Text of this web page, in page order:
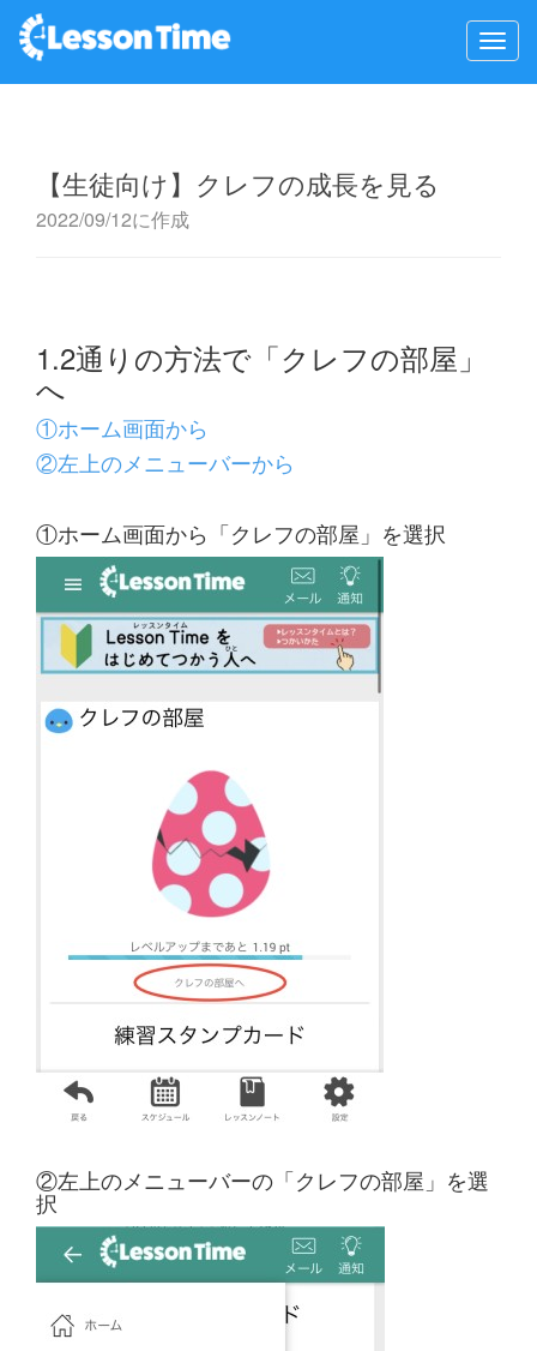
【生徒向け】クレフの成長を見る
2022/09/12に作成
1.2通りの方法で「クレフの部屋」
へ
①ホーム画面から
②左上のメニューバーから
①ホーム画面から「クレフの部屋」を選択
②左上のメニューバーの「クレフの部屋」を選
択